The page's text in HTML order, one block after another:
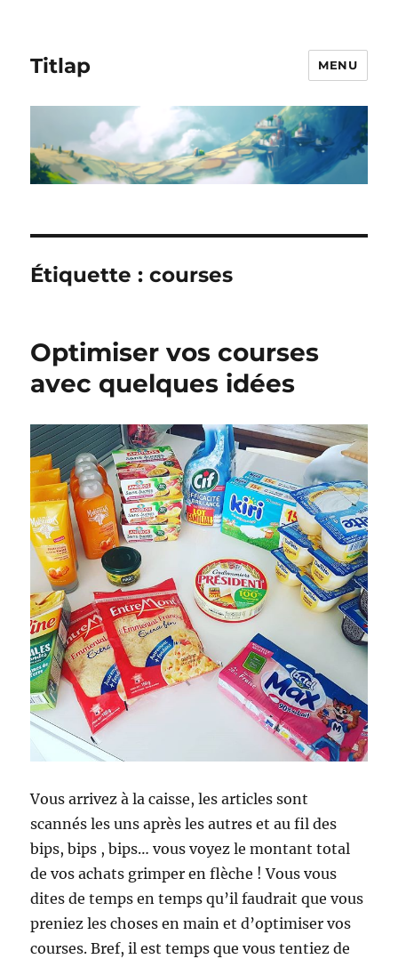
Titlap MENU
Étiquette :courses
Optimiser vos courses
avec quelques idées
Vous arrivez à la caisse, les articles sont
scannés les uns après les autres et au fil des
bips, bips , bips… vous voyez le montant total
de vos achats grimper en flèche ! Vous vous
dites de temps en temps qu’il faudrait que vous
preniez les choses en main et d’optimiser vos
courses. Bref, il est temps que vous tentiez de